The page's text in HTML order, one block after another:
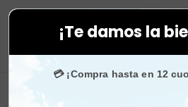
¡Te damos la
💳 ¡Compra hasta en 12
¡SOLO POR HOY! 🚚